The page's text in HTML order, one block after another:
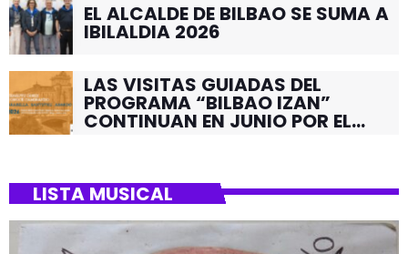
EL ALCALDE DE BILBAO SE SUMA A
IBILALDIA 2026
LAS VISITAS GUIADAS DEL
PROGRAMA “BILBAO IZAN”
CONTINUAN EN JUNIO POR EL
LISTA MUSICAL